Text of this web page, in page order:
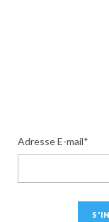
Adresse E-mail*